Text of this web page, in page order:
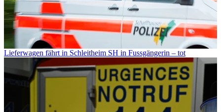
Lieferwagen fährt in Schleitheim SH in Fussgängerin – tot